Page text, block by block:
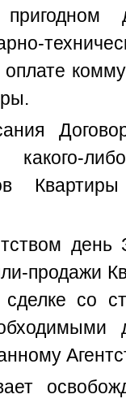
какого-
день
продажи
со